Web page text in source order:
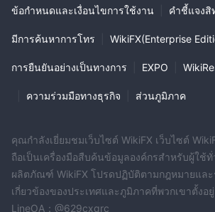
ข้อกำหนดและเงื่อนไขการใช้งาน คำชี้แจง
มีการค้นหาการโทร WikiFX(Enterprise
การยืนยันอย่างเป็นทางการ EXPO
ความร่วมมือทางธุรกิจ ส่วนภูมิภาค
คุณกำลังเยี่ยมชมเว็บไซต์ WikiFX เว็บไซต์
ถือเป็นเครื่องมือสืบค้นข้อมูลองค์กรสำหรับผู้ใช้ทั่
ผลิตภัณฑ์ WikiFX โปรดปฏิบัติตามกฎหมายและ
เกี่ยวข้องของประเทศและภูมิภาคที่พวกเขาตั้งอ
LineOA：@629cxqrc